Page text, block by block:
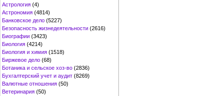
Астрология (4)
Астрономия (4814)
Банковское дело (5227)
Безопасность жизнедеятельности (2616)
Биографии (3423)
Биология (4214)
Биология и химия (1518)
Биржевое дело (68)
Ботаника и сельское хоз-во (2836)
Бухгалтерский учет и аудит (8269)
Валютные отношения (50)
Ветеринария (50)